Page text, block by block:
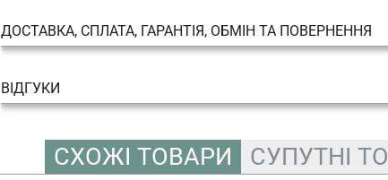
ДОСТАВКА, СПЛАТА, ГАРАНТІЯ, ОБМІН ТА ПОВЕРНЕННЯ
ВІДГУКИ
СХОЖІ ТОВАРИ СУПУТНІ